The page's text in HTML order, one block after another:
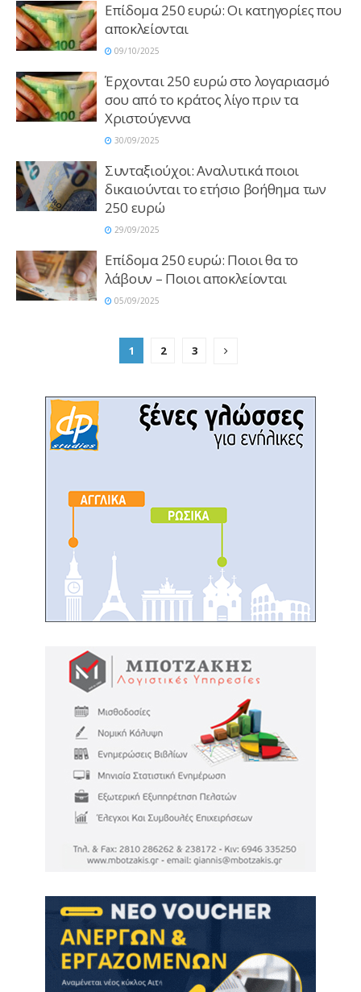
Επίδομα 250 ευρώ: Οι κατηγορίες που
αποκλείονται
09/10/2025
Έρχονται 250 ευρώ στο λογαριασμό
σου από το κράτος λίγο πριν τα
Χριστούγεννα
30/09/2025
Συνταξιούχοι: Αναλυτικά ποιοι
δικαιούνται το ετήσιο βοήθημα των
250 ευρώ
29/09/2025
Επίδομα 250 ευρώ: Ποιοι θα το
λάβουν – Ποιοι αποκλείονται
05/09/2025
1 2 3